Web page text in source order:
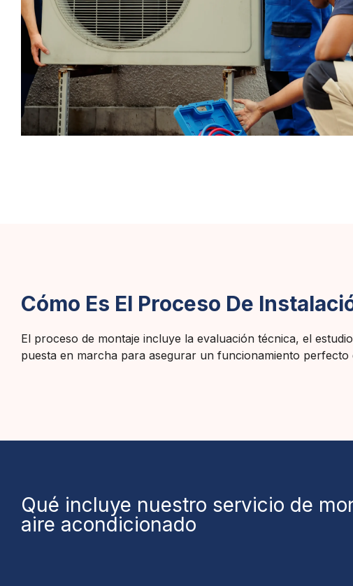
Cómo Es El Proceso De
El proceso de montaje incluye la evaluación técnica, el
puesta en marcha para asegurar un funcionamiento perfecto
Qué incluye nuestro servicio de
aire acondicionado